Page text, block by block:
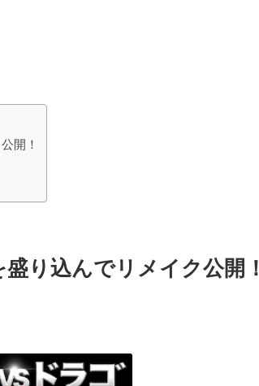
開！
り込んでリメイク公開！